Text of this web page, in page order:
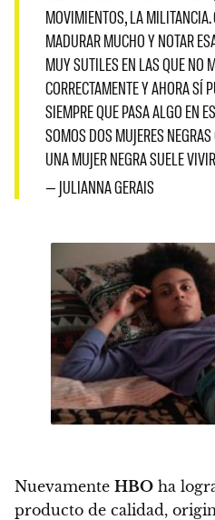
MOVIMIENTOS, LA MILITANCIA.
MADURAR MUCHO Y NOTAR
MUY SUTILES EN LAS QUE NO
CORRECTAMENTE Y AHORA SÍ
SIEMPRE QUE PASA ALGO EN
SOMOS DOS MUJERES
UNA MUJER NEGRA SUELE
— JULIANNA GERAIS
Nuevamente HBO ha
producto de calidad,